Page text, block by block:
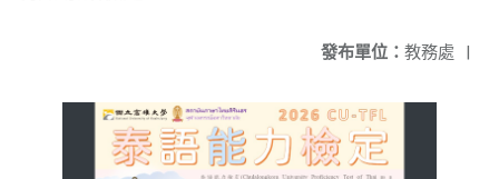
發布單位： 教務處 |